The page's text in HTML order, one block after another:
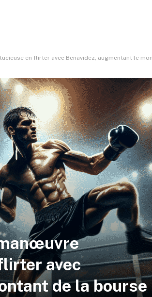
en flirter avec Benavidez, augmentant le
avec
de la bourse